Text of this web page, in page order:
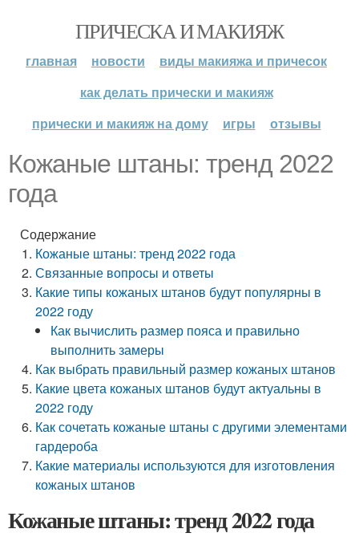
ПРИЧЕСКА И МАКИЯЖ
главная новости
виды макияжа и причесок
как делать прически и макияж
прически и макияж на дому
игры отзывы
Кожаные штаны: тренд 2022
года
Содержание
Кожаные штаны: тренд 2022 года
Связанные вопросы и ответы
Какие типы кожаных штанов будут популярны в
2022 году
Как вычислить размер пояса и правильно
выполнить замеры
Как выбрать правильный размер кожаных штанов
Какие цвета кожаных штанов будут актуальны в
2022 году
Как сочетать кожаные штаны с другими элементами
гардероба
Какие материалы используются для изготовления
кожаных штанов
Кожаные штаны: тренд 2022 года